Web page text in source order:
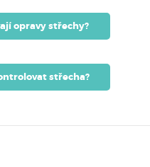
opravy střechy?
střecha?